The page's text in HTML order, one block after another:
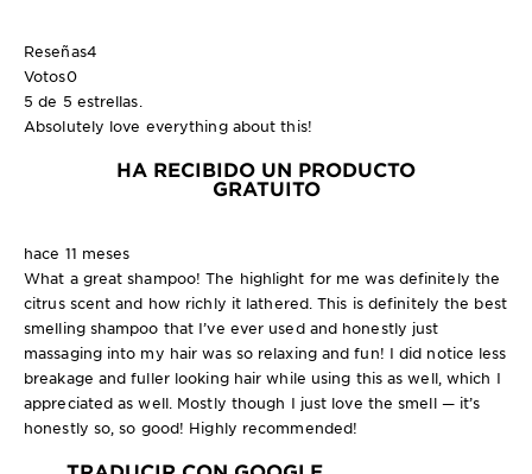
Reseñas4
Votos0
5 de 5 estrellas.
Absolutely love everything about this!
HA RECIBIDO UN PRODUCTO
GRATUITO
hace 11 meses
What a great shampoo! The highlight for me was definitely the
citrus scent and how richly it lathered. This is definitely the best
smelling shampoo that I’ve ever used and honestly just
massaging into my hair was so relaxing and fun! I did notice less
breakage and fuller looking hair while using this as well, which I
appreciated as well. Mostly though I just love the smell — it’s
honestly so, so good! Highly recommended!